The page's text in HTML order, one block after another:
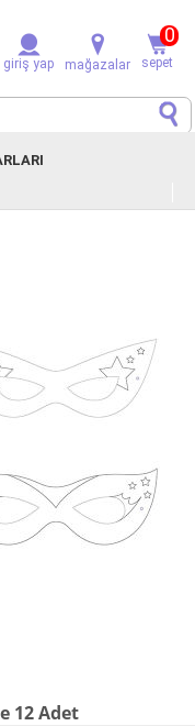
giriş yap mağazalar sepet
0
12 Adet